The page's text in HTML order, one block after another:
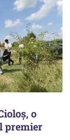
o
premier